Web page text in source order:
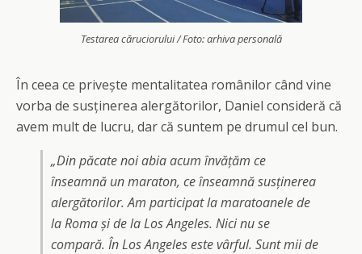
Testarea căruciorului / Foto: arhiva personală
În ceea ce privește mentalitatea românilor când vine
vorba de susținerea alergătorilor, Daniel consideră că
avem mult de lucru, dar că suntem pe drumul cel bun.
„Din păcate noi abia acum învățăm ce
înseamnă un maraton, ce înseamnă susținerea
alergătorilor. Am participat la maratoanele de
la Roma și de la Los Angeles. Nici nu se
compară. În Los Angeles este vârful. Sunt mii de